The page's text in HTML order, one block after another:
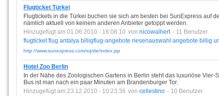
Flugticket Türkei
Flugtickets in die Türkei buchen sie sich am besten bei SunExpress auf
nämlich aktuell von keinem anderen Anbieter getoppt werden.
Hinzugefügt am 01.06.2010 - 16:08:10 von nicowalhert - 11 Benutzer
flugticket flug antalya billigflug-angebote riesenauswahl angebote billig
http://www.sunexpress.com/xq/de/index.jsp
Hotel Zoo Berlin
In der Nähe des Zoologischen Gartens in Berlin steht das luxuriöse Vier-
Bus ist man nach ein paar Minuten am Brandenburger Tor.
Hinzugefügt am 23.12.2010 - 10:23:36 von cellestino - 10 Benutzer